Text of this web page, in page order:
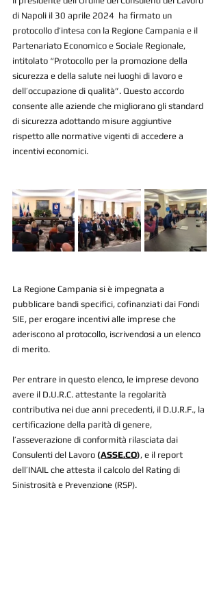
di Napoli il 30 aprile 2024  ha firmato un
protocollo d’intesa con la Regione Campania e il
Partenariato Economico e Sociale Regionale,
intitolato “Protocollo per la promozione della
sicurezza e della salute nei luoghi di lavoro e
dell’occupazione di qualità”. Questo accordo
consente alle aziende che migliorano gli standard
di sicurezza adottando misure aggiuntive
rispetto alle normative vigenti di accedere a
incentivi economici.
La Regione Campania si è impegnata a
pubblicare bandi specifici, cofinanziati dai Fondi
SIE, per erogare incentivi alle imprese che
aderiscono al protocollo, iscrivendosi a un elenco
di merito.
Per entrare in questo elenco, le imprese devono
avere il D.U.R.C. attestante la regolarità
contributiva nei due anni precedenti, il D.U.R.F., la
certificazione della parità di genere,
l’asseverazione di conformità rilasciata dai
Consulenti del Lavoro (ASSE.CO), e il report
dell’INAIL che attesta il calcolo del Rating di
Sinistrosità e Prevenzione (RSP).